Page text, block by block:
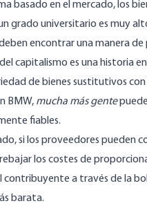
basado en el mercado, los
grado universitario es muy
encontrar una manera
capitalismo es una historia
de bienes sustitutivos
BMW, mucha más gente
fiables.
si los proveedores pueden
los costes de
contribuyente a través de la
barata.